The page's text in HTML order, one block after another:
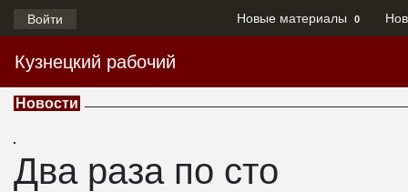
Войти Новые материалы 0
Кузнецкий рабочий
Новости
Два раза по сто